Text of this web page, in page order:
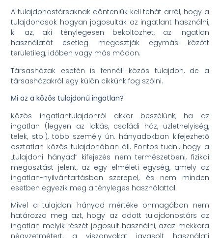
A tulajdonostársaknak dönteniük kell tehát arról, hogy a
tulajdonosok hogyan jogosultak az ingatlant használni,
ki az, aki ténylegesen beköltözhet, az ingatlan
használatát esetleg megosztják egymás között
területileg, időben vagy más módon.
Társasházak esetén is fennáll közös tulajdon, de a
társasházakról egy külön cikkünk fog szólni.
Mi az a közös tulajdonú ingatlan?
Közös ingatlantulajdonról akkor beszélünk, ha az
ingatlan (legyen az lakás, családi ház, üzlethelyiség,
telek, stb.), több személy ún. hányadokban kifejezhető
osztatlan közös tulajdonában áll. Fontos tudni, hogy a
„tulajdoni hányad” kifejezés nem természetbeni, fizikai
megosztást jelent, az egy elméleti egység, amely az
ingatlan-nyilvántartásban szerepel, és nem minden
esetben egyezik meg a tényleges használattal.
Mivel a tulajdoni hányad mértéke önmagában nem
határozza meg azt, hogy az adott tulajdonostárs az
ingatlan melyik részét jogosult használni, azaz mekkora
négyzetmétert, a viszonyokat javasolt használati